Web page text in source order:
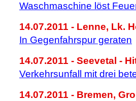
Waschmaschine löst
14.07.2011 - Lenne, Lk.
In Gegenfahrspur geraten
14.07.2011 - Seevetal -
Verkehrsunfall mit drei
14.07.2011 - Bremen,